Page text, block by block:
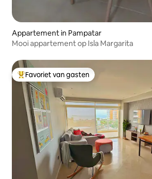
Appartement in Pampatar
Mooi appartement op Isla Margarita
Topfavoriet van gasten
Favoriet van gasten